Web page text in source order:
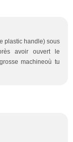
plastic handle) sous
avoir ouvert le
machineoù tu